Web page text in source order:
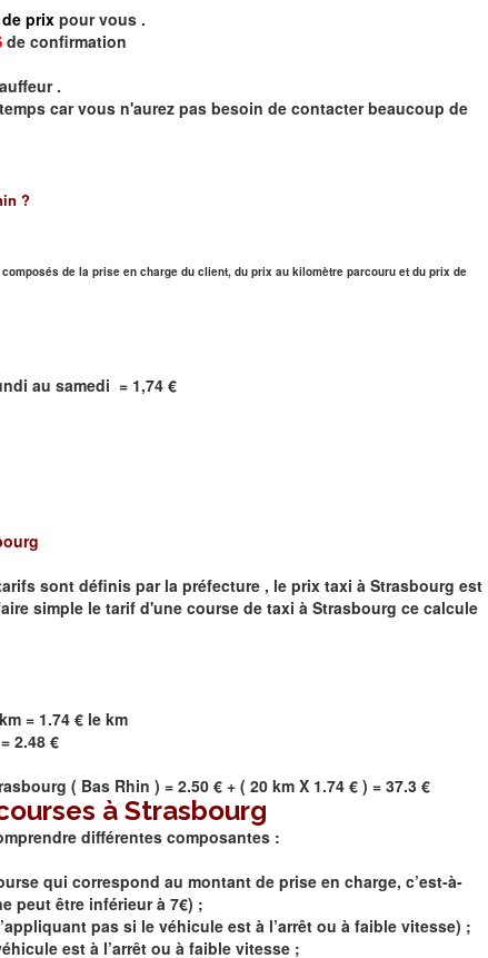
prixpour vous .
de confirmation
.
car vous n'aurez pas besoin de contacter beaucoup de
?
de la prise en charge du client, du prix au kilomètre parcouru et du prix de
au samedi = 1,74 €
sont définis par la préfecture , le prix taxi à Strasbourg est
simple le tarif d'une course de taxi à Strasbourg ce calcule
= 1.74 € le km
2.48 €
( Bas Rhin ) = 2.50 € + ( 20 km X 1.74 € ) = 37.3 €
à Strasbourg
différentes composantes :
qui correspond au montant de prise en charge, c’est-à-
peut être inférieur à 7€) ;
pas si le véhicule est à l’arrêt ou à faible vitesse) ;
est à l’arrêt ou à faible vitesse ;